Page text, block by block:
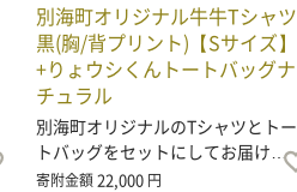
別海町オリジナル牛牛Tシャツ
黒(胸/背プリント)【Sサイズ】
+りょウシくんトートバッグナ
チュラル
別海町オリジナルのTシャツとトー
トバッグをセットにしてお届け…
寄附金額22,000 円